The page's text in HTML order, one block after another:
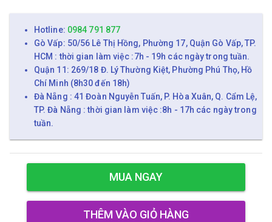
Hotline: 0984 791 877
Gò Vấp: 50/56 Lê Thị Hồng, Phường 17, Quận Gò Vấp, TP.
HCM : thời gian làm việc :7h - 19h các ngày trong tuần.
Quận 11: 269/18 Đ. Lý Thường Kiệt, Phường Phú Thọ, Hồ
Chí Minh (8h30 đến 18h)
Đà Nẵng : 41 Đoàn Nguyễn Tuấn, P. Hòa Xuân, Q. Cẩm Lệ,
TP. Đà Nẵng : thời gian làm việc :8h - 17h các ngày trong
tuần.
MUA NGAY
THÊM VÀO GIỎ HÀNG